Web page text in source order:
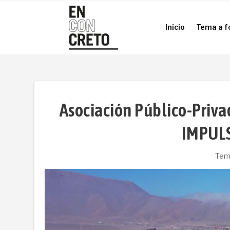
Inicio Tema a
Inicio Tema a
Asociación Público-